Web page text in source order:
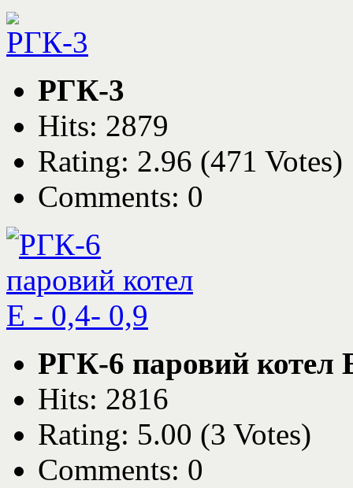
РГК-3
Hits: 2879
Rating: 2.96 (471 Votes)
Comments: 0
РГК-6 паровий котел
Hits: 2816
Rating: 5.00 (3 Votes)
Comments: 0